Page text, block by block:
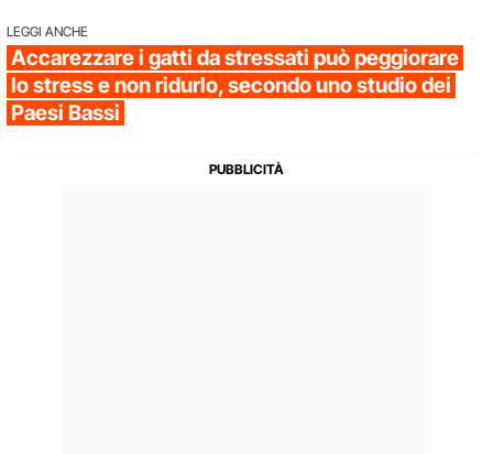
LEGGI ANCHE
Accarezzare i gatti da stressati può peggiorare
lo stress e non ridurlo, secondo uno studio dei
Paesi Bassi